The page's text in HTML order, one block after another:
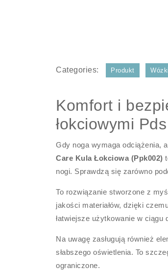
Categories: Produkt
Komfort i
łokciowymi
Gdy noga wymaga odciążenia,
Care Kula Łokciowa (Ppk002)
nogi. Sprawdzą się zarówno
To rozwiązanie stworzone z
jakości materiałów, dzięki
łatwiejsze użytkowanie w
Na uwagę zasługują również
słabszego oświetlenia. To
ograniczone.